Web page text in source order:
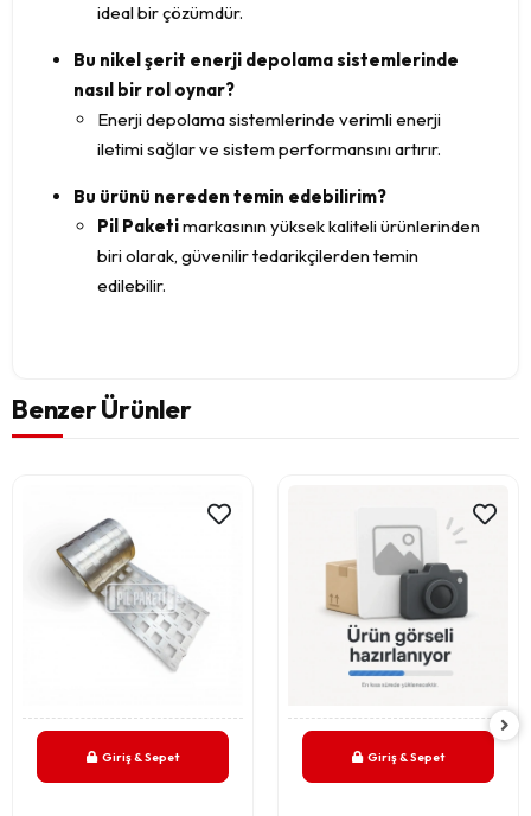
ideal bir çözümdür.
Bu nikel şerit enerji depolama sistemlerinde
nasıl bir rol oynar?
Enerji depolama sistemlerinde verimli enerji
iletimi sağlar ve sistem performansını artırır.
Bu ürünü nereden temin edebilirim?
Pil Paketimarkasının yüksek kaliteli ürünlerinden
biri olarak, güvenilir tedarikçilerden temin
edilebilir.
Benzer Ürünler
Giriş & Sepet Giriş & Sepet